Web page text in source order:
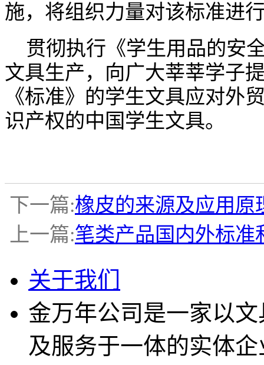
施，将组织力量对该标准进
贯彻执行《学生用品的安
文具生产，向广大莘莘学子
《标准》的学生文具应对外
识产权的中国学生文具。
下一篇:橡皮的来源及应用原
上一篇:笔类产品国内外标准
关于我们
金万年公司是一家以
及服务于一体的实体